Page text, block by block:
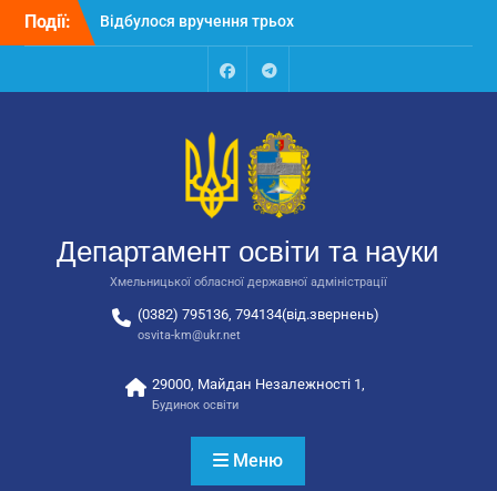
Перейти
Події:
Відбулося вручення трьох
автобусів для потреб
Відбулося засідання
освіти та науки обласної
державної адміністрації
Відбулась обласна
національно-патріотичне
виховання
FacebookTalegram
Департамент освіти та науки
Хмельницької обласної державної адміністрації
(0382) 795136, 794134(від.звернень)
osvita-km@ukr.net
29000, Майдан Незалежності 1,
Будинок освіти
Меню